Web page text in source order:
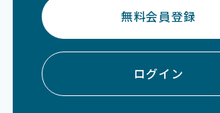
無料会員登録
ログイン